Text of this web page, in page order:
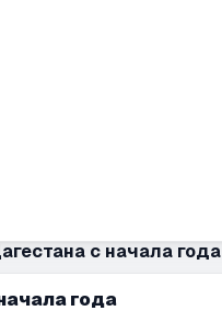
с начала года
года